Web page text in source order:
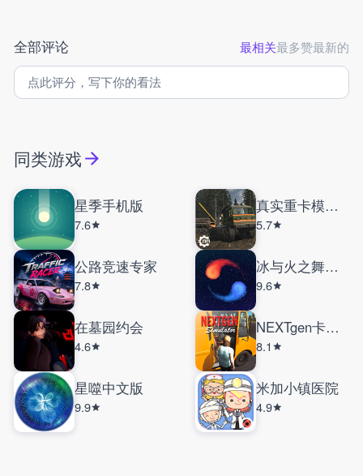
全部评论 最相关最多赞最新的
同类游戏
星季手机版
7.6
真实重卡模拟器
5.7
公路竞速专家
7.8
冰与火之舞手机版
9.6
在墓园约会
4.6
NEXTgen卡车模拟器联机版
8.1
星噬中文版
9.9
米加小镇医院
4.9